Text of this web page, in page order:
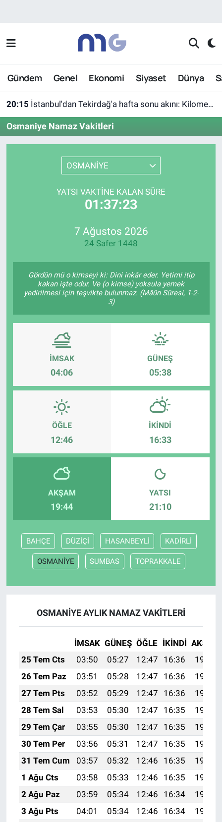
Gündem Genel Ekonomi Siyaset Dünya
20:15 İstanbul'dan Tekirdağ'a hafta sonu akını: Kilometrelerce araç kuyruğu
Osmaniye Namaz Vakitleri
OSMANİYE
YATSI VAKTINE KALAN SÜRE
01:37:23
7 Ağustos 2026
24 Safer 1448
Gördün mü o kimseyi ki: Dini inkâr eder. Yetimi itip
kakan işte odur. Ve (o kimse) yoksula yemek
yedirilmesi için teşvikte bulunmaz. (Mâûn Sûresi, 1-2-
3)
İMSAK
04:06
GÜNEŞ
05:38
ÖĞLE
12:46
İKINDI
16:33
AKŞAM
19:44
YATSI
21:10
BAHÇE DÜZİÇİ HASANBEYLİ KADİRLİ
OSMANİYE SUMBAS TOPRAKKALE
OSMANİYE AYLIK NAMAZ VAKITLERI
İMSAK GÜNEŞ ÖĞLE İKINDI AKŞAM
25 Tem Cts
03:50 05:27 12:47 16:36
19:56
26 Tem Paz
03:51 05:28 12:47 16:36
19:55
27 Tem Pts
03:52 05:29 12:47 16:36
19:54
28 Tem Sal
03:53 05:30 12:47 16:35
19:54
29 Tem Çar
03:55 05:30 12:47 16:35
19:53
30 Tem Per
03:56 05:31 12:47 16:35
19:52
31 Tem Cum
03:57 05:32 12:46 16:35
19:51
1 Ağu Cts
03:58 05:33 12:46 16:35
19:50
2 Ağu Paz
03:59 05:34 12:46 16:34
19:49
3 Ağu Pts
04:01 05:34 12:46 16:34
19:48
Nöbetçi Eczaneler
Hava Durumu
Süper Lig Puan Durumu ve Fikstür
Tüm Manşetler
Son Dakika Haberleri